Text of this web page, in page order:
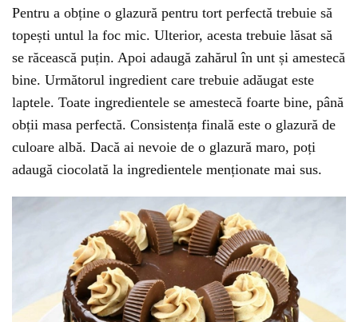
Pentru a obține o glazură pentru tort perfectă trebuie să
topești untul la foc mic. Ulterior, acesta trebuie lăsat să
se răcească puțin. Apoi adaugă zahărul în unt și amestecă
bine. Următorul ingredient care trebuie adăugat este
laptele. Toate ingredientele se amestecă foarte bine, până
obții masa perfectă. Consistența finală este o glazură de
culoare albă. Dacă ai nevoie de o glazură maro, poți
adaugă ciocolată la ingredientele menționate mai sus.